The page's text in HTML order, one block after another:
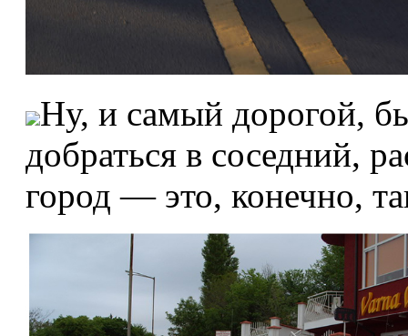
Ну, и самый дорогой,
добраться в соседний,
город — это, конечно,